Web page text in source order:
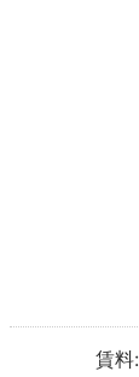
賃料: